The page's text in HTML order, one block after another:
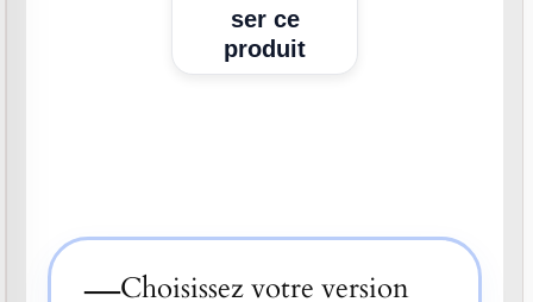
ser ce
produit
—Choisissez votre version